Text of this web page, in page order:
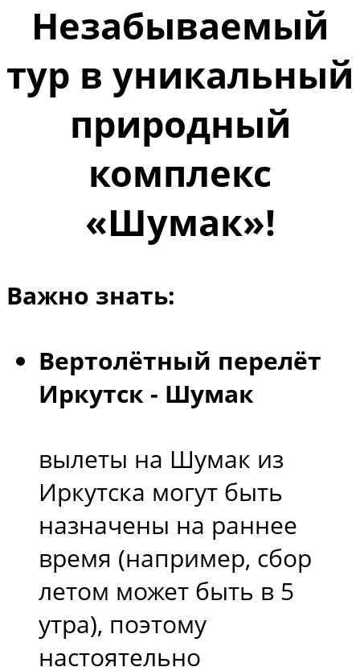
Незабываемый
тур в уникальный
природный
комплекс
«Шумак»!
Важно знать:
Вертолётный перелёт
Иркутск - Шумак
вылеты на Шумак из
Иркутска могут быть
назначены на раннее
время (например, сбор
летом может быть в 5
утра), поэтому
настоятельно